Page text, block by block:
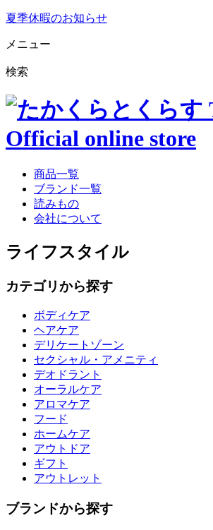
夏季休暇のお知らせ
メニュー
検索
商品一覧
ブランド一覧
読みもの
会社について
ライフスタイル
カテゴリから探す
ボディケア
ヘアケア
デリケートゾーン
セクシャル・アメニティ
デオドラント
オーラルケア
アロマケア
フード
ホームケア
アウトドア
ギフト
アウトレット
ブランドから探す